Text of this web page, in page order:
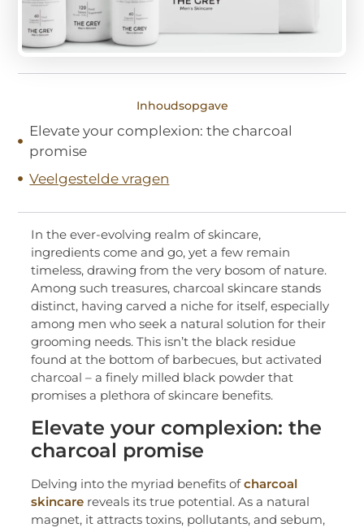
Inhoudsopgave
Elevate your complexion: the charcoal
promise
Veelgestelde vragen
In the ever-evolving realm of skincare,
ingredients come and go, yet a few remain
timeless, drawing from the very bosom of nature.
Among such treasures, charcoal skincare stands
distinct, having carved a niche for itself, especially
among men who seek a natural solution for their
grooming needs. This isn’t the black residue
found at the bottom of barbecues, but activated
charcoal – a finely milled black powder that
promises a plethora of skincare benefits.
Elevate your complexion: the
charcoal promise
Delving into the myriad benefits ofcharcoal
skincare reveals its true potential. As a natural
magnet, it attracts toxins, pollutants, and sebum,